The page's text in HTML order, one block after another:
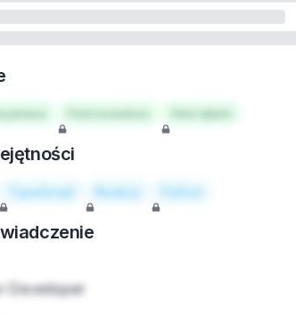
Hire talent
TypeScript Node.js Python
Developer